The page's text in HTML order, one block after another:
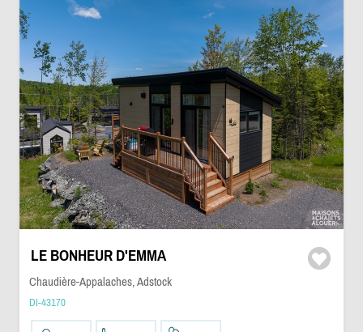
LE BONHEUR D'EMMA
Chaudière-Appalaches, Adstock
DI-43170